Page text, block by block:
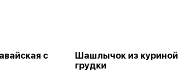
с
Шашлычок из куриной
грудки